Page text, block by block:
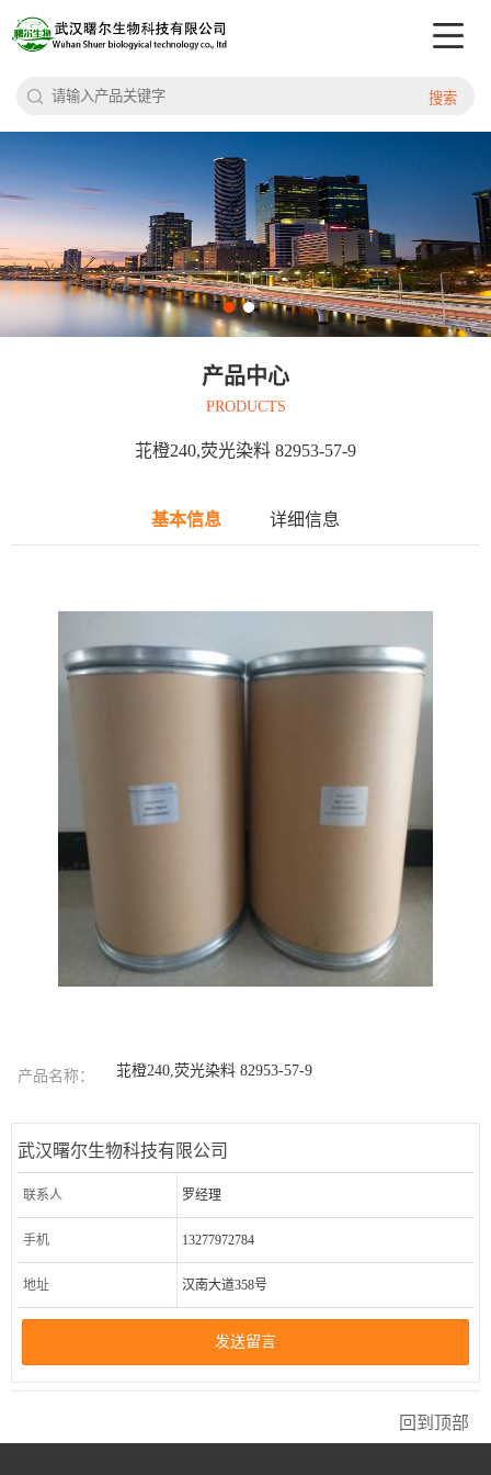
搜索
产品中心
PRODUCTS
苝橙240,荧光染料 82953-57-9
基本信息 详细信息
产品名称： 苝橙240,荧光染料 82953-57-9
武汉曙尔生物科技有限公司
联系人 罗经理
手机 13277972784
地址 汉南大道358号
发送留言
回到顶部